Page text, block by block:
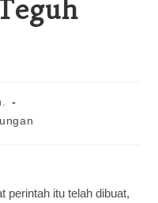
perintah itu telah dibuat,